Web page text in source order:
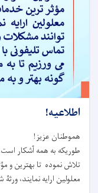
اطلاعیه!
هموطنان عزیز!
طوریکه به همه آشکار
تلاش نموده تا بهترین و
معلولین ارایه نمایند،